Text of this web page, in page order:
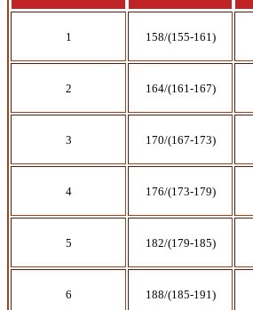
1 158/(155-161)
2 164/(161-167)
3 170/(167-173)
4 176/(173-179)
5 182/(179-185)
6 188/(185-191)